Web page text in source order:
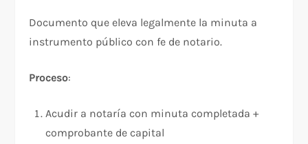
Documento que eleva legalmente la minuta a
instrumento público con fe de notario.
Proceso:
Acudir a notaría con minuta completada +
comprobante de capital